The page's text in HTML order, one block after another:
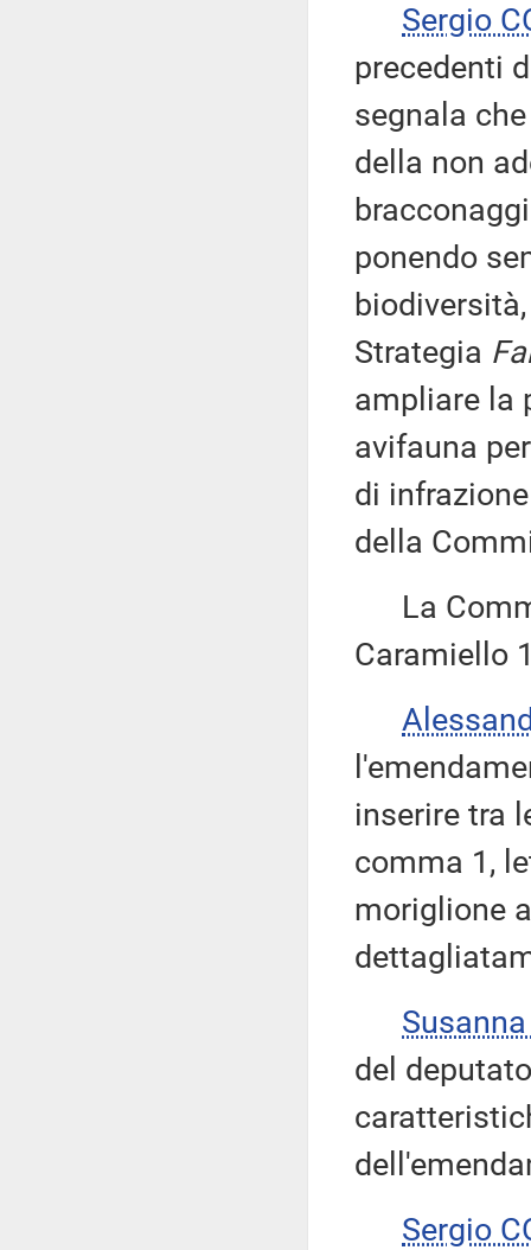
Sergio
precedenti
segnala
della non
ponendo
Strategia
ampliare la
avifauna
di
della
La
Caramiello
inserire tra
comma 1,
moriglione
del
Sergio